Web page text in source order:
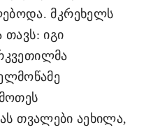
მკრეხელს
თავს: იგი
თვალები აეხილა,